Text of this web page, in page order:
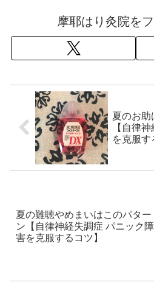
摩耶はり灸院を
夏のお助
【自律
を克服す
夏の難聴やめまいはこのパター
ン【自律神経失調症 パニック障
害を克服するコツ】